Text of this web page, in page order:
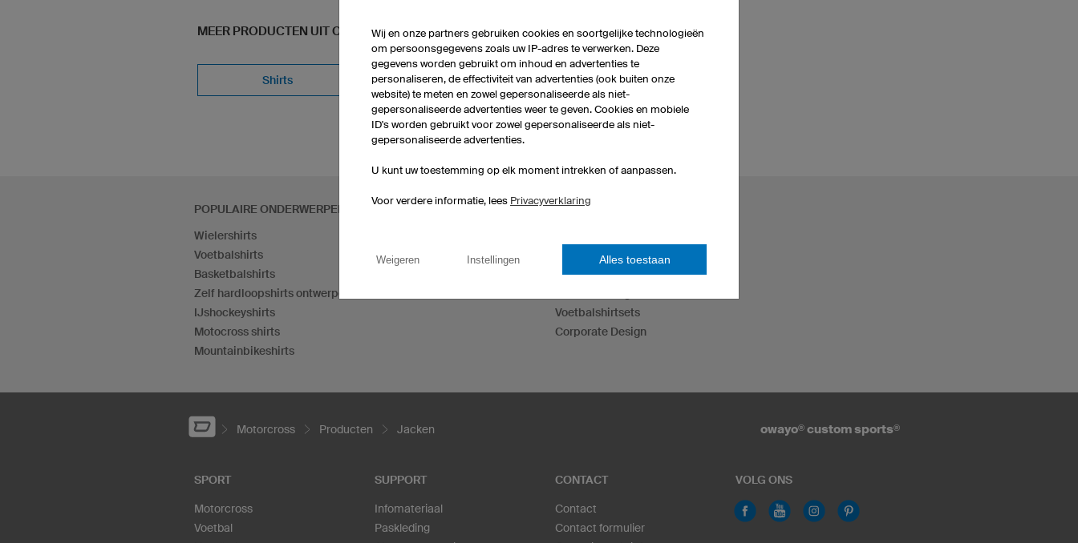
MEER PRODUCTEN UIT ONS ASSORTIMENT
Shirts
POPULAIRE ONDERWERPEN
Wielershirts
Voetbalshirts
Basketbalshirts
Zelf hardloopshirts ontwerpen
IJshockeyshirts
Motocross shirts
Mountainbikeshirts
Dartshirts
T-Shirts bedrukken
Voetbalshirtsets
Corporate Design
Motorcross Producten Jacken owayo® custom sports®
SPORT
Motorcross
Voetbal
SUPPORT
Infomateriaal
Paskleding
CONTACT
Contact
Contact formulier
VOLG ONS
Wij en onze partners gebruiken cookies en soortgelijke technologieën
om persoonsgegevens zoals uw IP-adres te verwerken. Deze
gegevens worden gebruikt om inhoud en advertenties te
personaliseren, de effectiviteit van advertenties (ook buiten onze
website) te meten en zowel gepersonaliseerde als niet-
gepersonaliseerde advertenties weer te geven. Cookies en mobiele
ID's worden gebruikt voor zowel gepersonaliseerde als niet-
gepersonaliseerde advertenties.
U kunt uw toestemming op elk moment intrekken of aanpassen.
Voor verdere informatie, lees Privacyverklaring
Weigeren Instellingen Alles toestaan